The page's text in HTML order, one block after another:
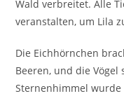
Wald verbreitet. Alle
veranstalten, um Lila
Die Eichhörnchen
Beeren, und die
Sternenhimmel wurde